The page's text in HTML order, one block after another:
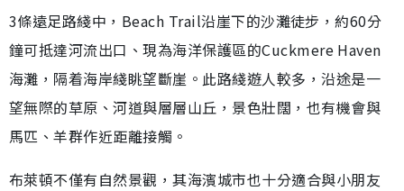
3條遠足路綫中，Beach Trail沿崖下的沙灘徒步，約60分
鐘可抵達河流出口、現為海洋保護區的Cuckmere Haven
海灘，隔着海岸綫眺望斷崖。此路綫遊人較多，沿途是一
望無際的草原、河道與層層山丘，景色壯闊，也有機會與
馬匹、羊群作近距離接觸。
布萊頓不僅有自然景觀，其海濱城市也十分適合與小朋友